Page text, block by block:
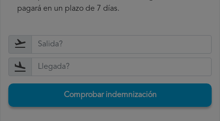
pagará en un plazo de 7 días.
Comprobar indemnización